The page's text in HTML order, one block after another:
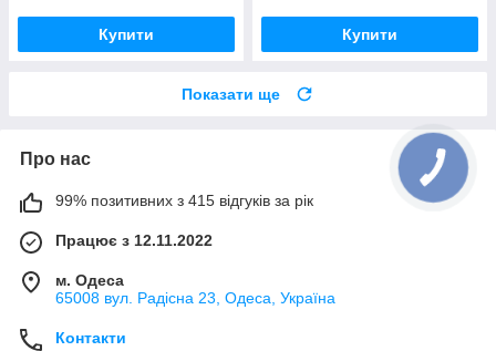
Купити Купити
Показати ще
Про нас
99% позитивних з 415 відгуків за рік
Працює з 12.11.2022
м. Одеса
65008 вул. Радісна 23, Одеса, Україна
Контакти